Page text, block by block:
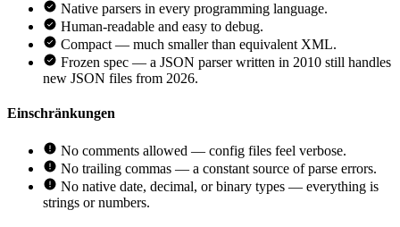
Native parsers in every programming language.
Human-readable and easy to debug.
Compact — much smaller than equivalent XML.
Frozen spec — a JSON parser written in 2010 still handles
new JSON files from 2026.
Einschränkungen
No comments allowed — config files feel verbose.
No trailing commas — a constant source of parse errors.
No native date, decimal, or binary types — everything is
strings or numbers.